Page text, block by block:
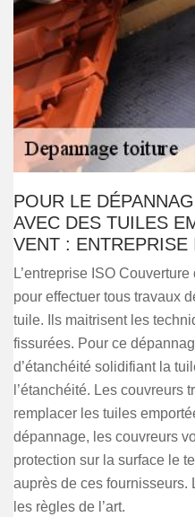
POUR LE
AVEC DES TUILES
VENT :
L’entreprise ISO
pour effectuer tous travaux
tuile. Ils maitrisent les
fissurées. Pour ce
d’étanchéité solidifiant la
l’étanchéité. Les couvreurs
remplacer les tuiles
dépannage, les couvreurs
protection sur la surface le
auprès de ces fournisseurs.
les règles de l’art.